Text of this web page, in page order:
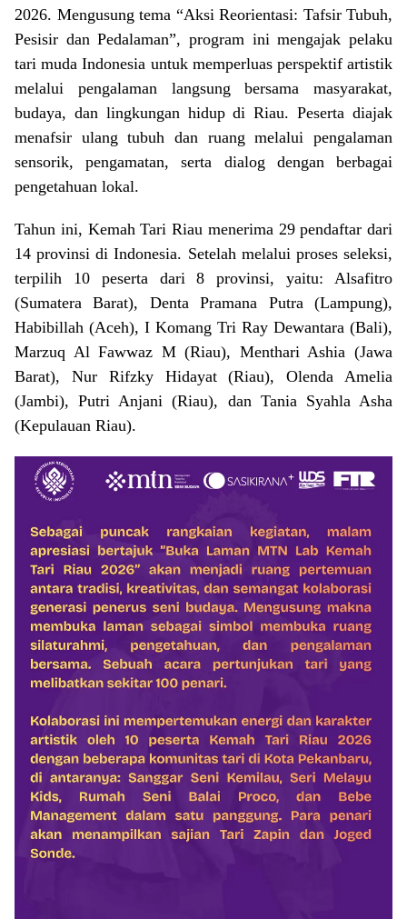
2026. Mengusung tema “Aksi Reorientasi: Tafsir Tubuh,
Pesisir dan Pedalaman”, program ini mengajak pelaku
tari muda Indonesia untuk memperluas perspektif artistik
melalui pengalaman langsung bersama masyarakat,
budaya, dan lingkungan hidup di Riau. Peserta diajak
menafsir ulang tubuh dan ruang melalui pengalaman
sensorik, pengamatan, serta dialog dengan berbagai
pengetahuan lokal.
Tahun ini, Kemah Tari Riau menerima 29 pendaftar dari
14 provinsi di Indonesia. Setelah melalui proses seleksi,
terpilih 10 peserta dari 8 provinsi, yaitu: Alsafitro
(Sumatera Barat), Denta Pramana Putra (Lampung),
Habibillah (Aceh), I Komang Tri Ray Dewantara (Bali),
Marzuq Al Fawwaz M (Riau), Menthari Ashia (Jawa
Barat), Nur Rifzky Hidayat (Riau), Olenda Amelia
(Jambi), Putri Anjani (Riau), dan Tania Syahla Asha
(Kepulauan Riau).